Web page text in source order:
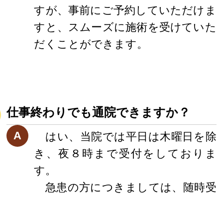
すが、事前にご予約していただけま
すと、スムーズに施術を受けていた
だくことができます。
仕事終わりでも通院できますか？
A
はい、当院では平日は木曜日を除
き、夜８時まで受付をしておりま
す。
急患の方につきましては、随時受